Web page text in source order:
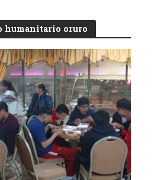
humanitario oruro